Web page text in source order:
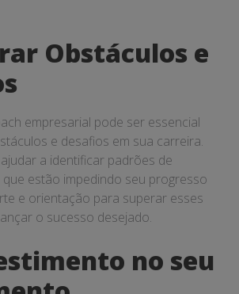
Obstáculos e
empresarial pode ser essencial
e desafios em sua carreira.
a identificar padrões de
estão impedindo seu progresso
e orientação para superar esses
o sucesso desejado.
no seu